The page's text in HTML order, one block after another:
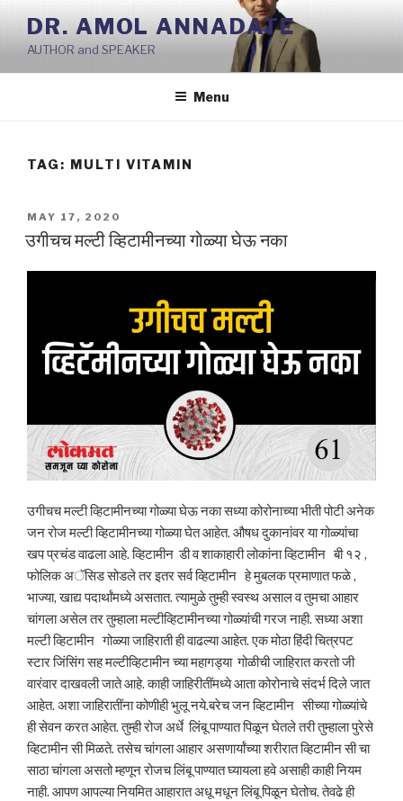
Skip
content
DR. AMOL ANNADATE
AUTHOR and SPEAKER
Menu
TAG: MULTI VITAMIN
POSTED
ON
MAY 17, 2020
उगीचच मल्टी व्हिटामीनच्या गोळ्या घेऊ नका
उगीचच मल्टी व्हिटामीनच्या गोळ्या घेऊ नका सध्या कोरोनाच्या भीती पोटी अनेक
जन रोज मल्टी व्हिटामीनच्या गोळ्या घेत आहेत. औषध दुकानांवर या गोळ्यांचा
खप प्रचंड वाढला आहे. व्हिटामीन डी व शाकाहारी लोकांना व्हिटामीन बी १२ ,
फोलिक अॅसिड सोडले तर इतर सर्व व्हिटामीन हे मुबलक प्रमाणात फळे ,
भाज्या, खाद्य पदार्थांमध्ये असतात. त्यामुळे तुम्ही स्वस्थ असाल व तुमचा आहार
चांगला असेल तर तुम्हाला मल्टीव्हिटामीनच्या गोळ्यांची गरज नाही. सध्या अशा
मल्टी व्हिटामीन गोळ्या जाहिराती ही वाढल्या आहेत. एक मोठा हिंदी चित्रपट
स्टार जिंसिंग सह मल्टीव्हिटामीन च्या महागड्या गोळीची जाहिरात करतो जी
वारंवार दाखवली जाते आहे. काही जाहिरीतींमध्ये आता कोरोनाचे संदर्भ दिले जात
आहेत. अशा जाहिरातींना कोणीही भुलू नये.बरेच जन व्हिटामीन सीच्या गोळ्यांचे
ही सेवन करत आहेत. तुम्ही रोज अर्धे लिंबू पाण्यात पिळून घेतले तरी तुम्हाला पुरेसे
व्हिटामीन सी मिळते. तसेच चांगला आहार असणार्यांच्या शरीरात व्हिटामीन सी चा
साठा चांगला असतो म्हणून रोजच लिंबू पाण्यात घ्यायला हवे असाही काही नियम
नाही. आपण आपल्या नियमित आहारात अधू मधून लिंबू पिळून घेतोच. तेवढे ही